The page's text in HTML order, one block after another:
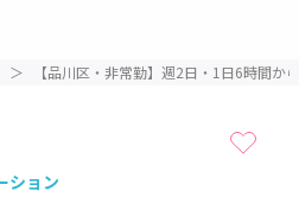
＞ 【品川区・非常勤】週2日・1日6時間
ション